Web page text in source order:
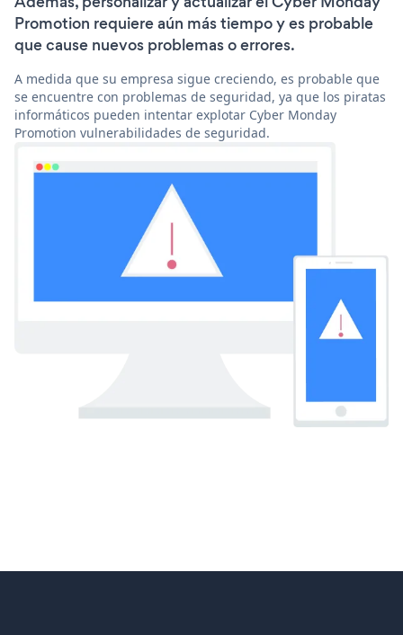
Promotion requiere aún más tiempo y es probable
que cause nuevos problemas o errores.
A medida que su empresa sigue creciendo, es probable que
se encuentre con problemas de seguridad, ya que los piratas
informáticos pueden intentar explotar Cyber Monday
Promotion vulnerabilidades de seguridad.